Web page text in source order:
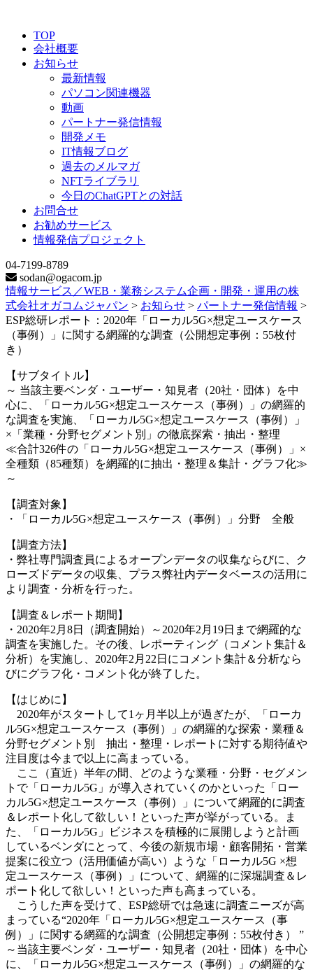
TOP
会社概要
お知らせ
最新情報
パソコン関連機器
動画
パートナー発信情報
開発メモ
IT情報ブログ
過去のメルマガ
NFTライブラリ
今日のChatGPTとの対話
お問合せ
お勧めサービス
情報発信プロジェクト
04-7199-8789
sodan@ogacom.jp
情報サービス／WEB・業務システム企画・開発・運用の株
式会社オガコムジャパン > お知らせ > パートナー発信情報 >
ESP総研レポート：2020年「ローカル5G×想定ユースケース
（事例）」に関する網羅的な調査（公開想定事例：55枚付
き）
【サブタイトル】
～ 当該主要ベンダ・ユーザー・知見者（20社・団体）を中
心に、「ローカル5G×想定ユースケース（事例）」の網羅的
な調査を実施、「ローカル5G×想定ユースケース（事例）」
×「業種・分野セグメント別」の徹底探索・抽出・整理
≪合計326件の「ローカル5G×想定ユースケース（事例）」×
全種類（85種類）を網羅的に抽出・整理＆集計・グラフ化≫
～
【調査対象】
・「ローカル5G×想定ユースケース（事例）」分野 全般
【調査方法】
・弊社専門調査員によるオープンデータの収集ならびに、ク
ローズドデータの収集、プラス弊社内データベースの活用に
より調査・分析を行った。
【調査＆レポート期間】
・2020年2月8日（調査開始）～2020年2月19日まで網羅的な
調査を実施した。その後、レポーティング（コメント集計＆
分析）を実施し、2020年2月22日にコメント集計＆分析なら
びにグラフ化・コメント化が終了した。
【はじめに】
2020年がスタートして1ヶ月半以上が過ぎたが、「ローカ
ル5G×想定ユースケース（事例）」の網羅的な探索・業種＆
分野セグメント別 抽出・整理・レポートに対する期待値や
注目度は今まで以上に高まっている。
ここ（直近）半年の間、どのような業種・分野・セグメン
トで「ローカル5G」が導入されていくのかといった「ロー
カル5G×想定ユースケース（事例）」について網羅的に調査
＆レポート化して欲しい！といった声が挙がっている。ま
た、「ローカル5G」ビジネスを積極的に展開しようと計画
しているベンダにとって、今後の新規市場・顧客開拓・営業
提案に役立つ（活用価値が高い）ような「ローカル5G ×想
定ユースケース（事例）」について、網羅的に深堀調査＆レ
ポート化して欲しい！といった声も高まっている。
こうした声を受けて、ESP総研では急速に調査ニーズが高
まっている“2020年「ローカル5G×想定ユースケース（事
例）」に関する網羅的な調査（公開想定事例：55枚付き） ”
～当該主要ベンダ・ユーザー・知見者（20社・団体）を中心
に、「ローカル5G×想定ユースケース（事例）」の網羅的な